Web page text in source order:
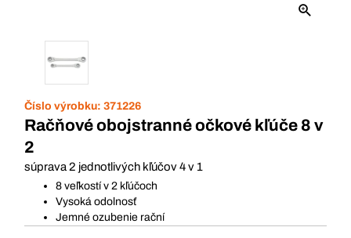
Číslo výrobku: 371226
Račňové obojstranné očkové kľúče 8 v
2
súprava 2 jednotlivých kľúčov 4 v 1
8 veľkostí v 2 kľúčoch
Vysoká odolnosť
Jemné ozubenie rační